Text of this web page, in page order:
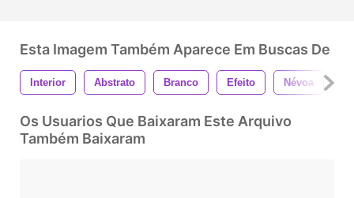
Esta Imagem Também Aparece Em Buscas De
Interior Abstrato Branco Efeito Névoa
Os Usuarios Que Baixaram Este Arquivo
Também Baixaram